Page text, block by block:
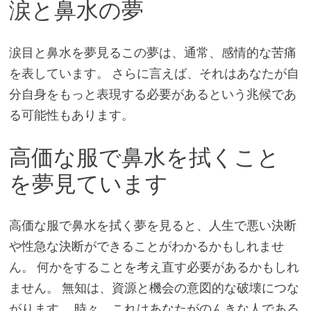
涙と鼻水の夢
涙目と鼻水を夢見るこの夢は、通常、感情的な苦痛
を表しています。 さらに言えば、それはあなたが自
分自身をもっと表現する必要があるという兆候であ
る可能性もあります。
高価な服で鼻水を拭くこと
を夢見ています
高価な服で鼻水を拭く夢を見ると、人生で悪い決断
や性急な決断ができることがわかるかもしれませ
ん。 何かをすることを考え直す必要があるかもしれ
ません。 無知は、資源と機会の意図的な破壊につな